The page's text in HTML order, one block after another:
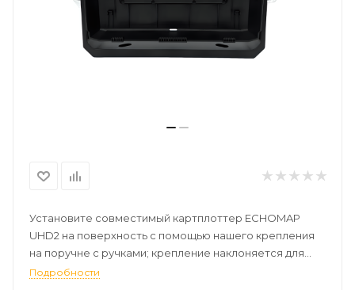
Установите совместимый картплоттер ECHOMAP
UHD2 на поверхность с помощью нашего крепления
на поручне с ручками; крепление наклоняется для
оптимального обзора. Подключение кабелей к
Подробности